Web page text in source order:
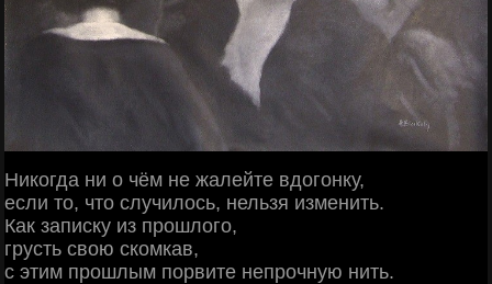
Никогда ни о чём не жалейте вдогонку,
если то, что случилось, нельзя изменить.
Как записку из прошлого,
грусть свою скомкав,
с этим прошлым порвите непрочную нить.